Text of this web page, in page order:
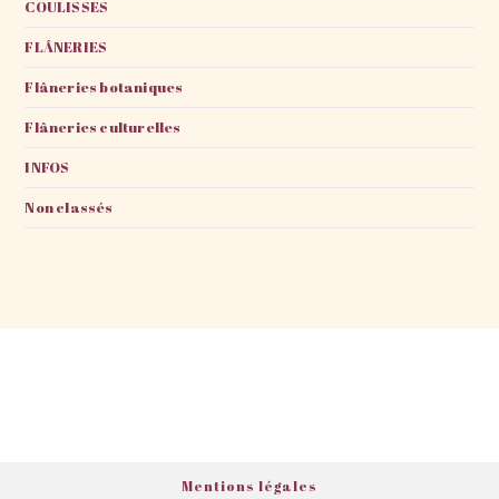
COULISSES
FLÂNERIES
Flâneries botaniques
Flâneries culturelles
INFOS
Non classés
Mentions légales